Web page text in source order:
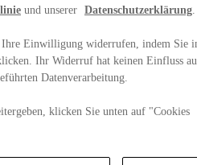
und unserer Datenschutzerklärung.
Ihre Einwilligung widerrufen, indem Sie
Ihr Widerruf hat keinen Einfluss
Datenverarbeitung.
klicken Sie unten auf "Cookies